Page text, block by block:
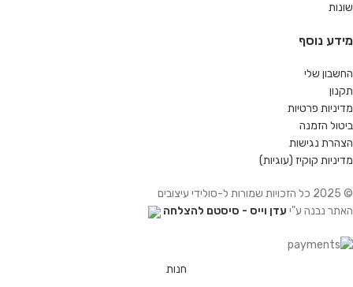
שונות
מידע נוסף
החשבון שלי
תקנון
מדיניות פרטיות
ביטול הזמנה
הצהרת נגישות
מדיניות קוקיז (עוגיות)
© 2025 כל הזכויות שמורות ל-סולידי עיצובים
האתר נבנה ע"י עדן וייס - סיסטם להצלחה
חנות